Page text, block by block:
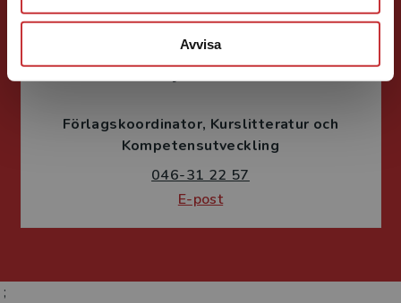
Avvisa
Fritjof Janson
Förlagskoordinator Kurslitteratur och
Kompetensutveckling
046-31 22 57
E-post
;